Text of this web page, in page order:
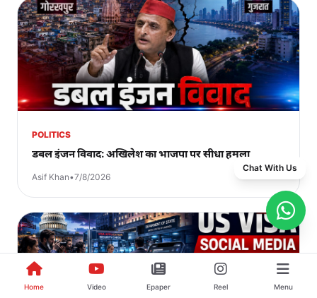
POLITICS
डबल इंजन विवाद: अखिलेश का भाजपा पर सीधा हमला
Asif Khan•7/8/2026
Home Video Epaper Reel Menu
Chat With Us